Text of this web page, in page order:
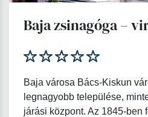
Baja zsinagóga –
Baja városa Bács-Kiskun
legnagyobb települése,
járási központ. Az 1845-ben